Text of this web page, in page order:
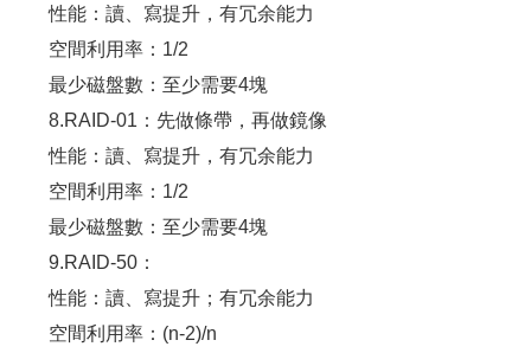
性能：讀、寫提升，有冗余能力
空間利用率：1/2
最少磁盤數：至少需要4塊
8.RAID-01：先做條帶，再做鏡像
性能：讀、寫提升，有冗余能力
空間利用率：1/2
最少磁盤數：至少需要4塊
9.RAID-50：
性能：讀、寫提升；有冗余能力
空間利用率：(n-2)/n